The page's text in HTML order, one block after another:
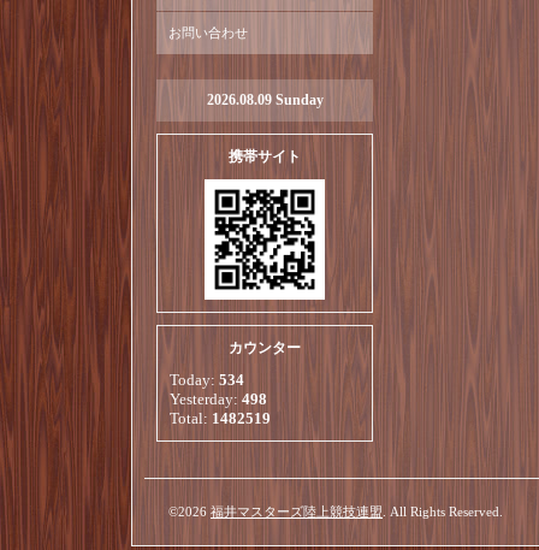
お問い合わせ
2026.08.09 Sunday
携帯サイト
カウンター
Today: 534
Yesterday: 498
Total: 1482519
©2026 福井マスターズ陸上競技連盟 . All Rights Reserved.